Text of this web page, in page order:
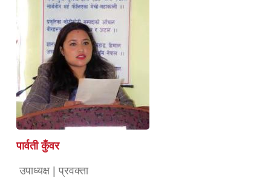
पार्वती कुँवर
उपाध्यक्ष | प्रवक्ता